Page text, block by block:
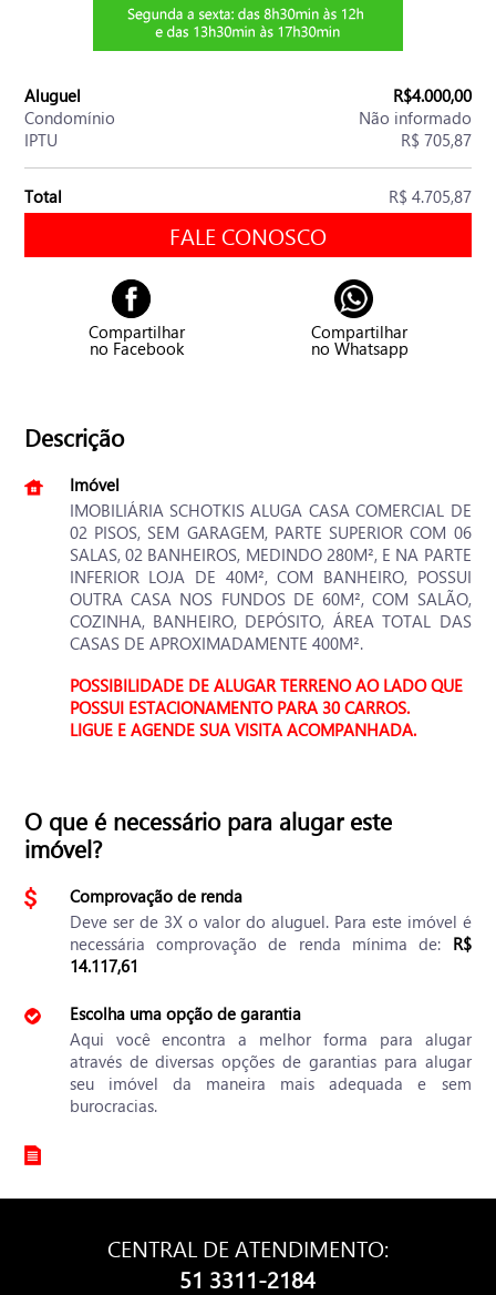
Aluguel
R$4.000,00
Condomínio
Não informado
IPTU
R$ 705,87
Total R$ 4.705,87
FALE CONOSCO
Compartilhar
no Facebook
Compartilhar
no Whatsapp
Descrição
Imóvel
IMOBILIÁRIA SCHOTKIS ALUGA CASA COMERCIAL DE
02 PISOS, SEM GARAGEM, PARTE SUPERIOR COM 06
SALAS, 02 BANHEIROS, MEDINDO 280M², E NA PARTE
INFERIOR LOJA DE 40M², COM BANHEIRO, POSSUI
OUTRA CASA NOS FUNDOS DE 60M², COM SALÃO,
COZINHA, BANHEIRO, DEPÓSITO, ÁREA TOTAL DAS
CASAS DE APROXIMADAMENTE 400M².
POSSIBILIDADE DE ALUGAR TERRENO AO LADO QUE
POSSUI ESTACIONAMENTO PARA 30 CARROS.
LIGUE E AGENDE SUA VISITA ACOMPANHADA.
O que é necessário para alugar este
imóvel?
Comprovação de renda
Deve ser de 3X o valor do aluguel. Para este imóvel é
necessária comprovação de renda mínima de: R$
14.117,61
Escolha uma opção de garantia
Aqui você encontra a melhor forma para alugar
através de diversas opções de garantias para alugar
seu imóvel da maneira mais adequada e sem
burocracias.
CENTRAL DE ATENDIMENTO:
51 3311-2184